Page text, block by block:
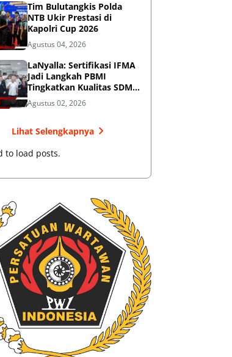
Tim Bulutangkis Polda
NTB Ukir Prestasi di
Kapolri Cup 2026
Agustus 04, 2026
LaNyalla: Sertifikasi IFMA
Jadi Langkah PBMI
Tingkatkan Kualitas SDM
Muaythai
Agustus 02, 2026
Lihat Selengkapnya
to load posts.